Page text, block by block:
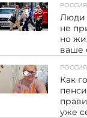
38
Люди
не
но
ваше
117
Как
уже